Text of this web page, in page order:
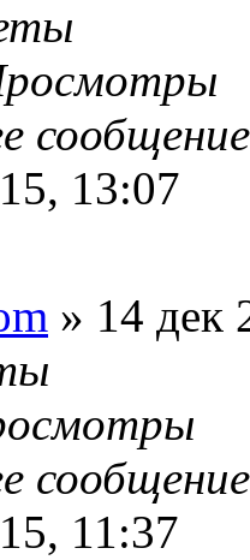
13:07
» 14 дек
11:37